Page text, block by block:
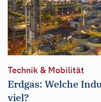
Technik & Mobilität
Erdgas: Welche
viel?